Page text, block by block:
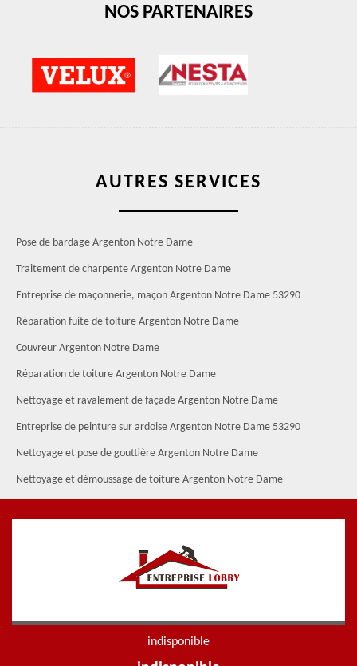
NOS PARTENAIRES
AUTRES SERVICES
Pose de bardage Argenton Notre Dame
Traitement de charpente Argenton Notre Dame
Entreprise de maçonnerie, maçon Argenton Notre Dame 53290
Réparation fuite de toiture Argenton Notre Dame
Couvreur Argenton Notre Dame
Réparation de toiture Argenton Notre Dame
Nettoyage et ravalement de façade Argenton Notre Dame
Entreprise de peinture sur ardoise Argenton Notre Dame 53290
Nettoyage et pose de gouttière Argenton Notre Dame
Nettoyage et démoussage de toiture Argenton Notre Dame
indisponible